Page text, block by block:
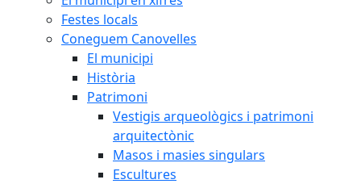
Festes locals
Coneguem Canovelles
El municipi
Història
Patrimoni
Vestigis arqueològics i patrimoni
arquitectònic
Masos i masies singulars
Escultures